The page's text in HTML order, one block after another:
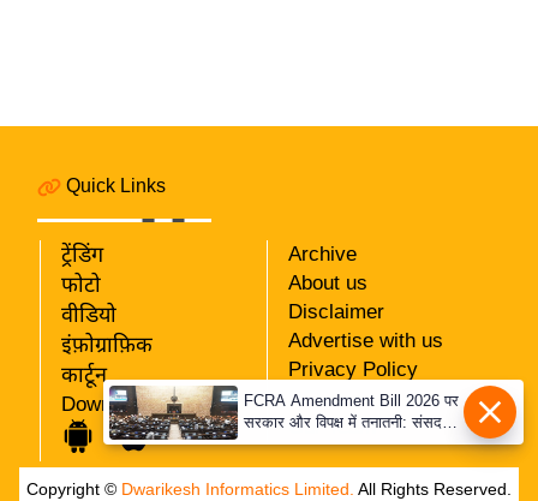
नो
ज
वु
Quick Links
ट्रेंडिंग
फोटो
वीडियो
इंफ़ोग्राफ़िक
कार्टून
Download App
Archive
About us
Disclaimer
Advertise with us
Privacy Policy
RSS
Our Team
Copyright © Dwarikesh Informatics Limited. All Rights Reserved.
FCRA Amendment Bill 2026 पर
सरकार और विपक्ष में तनातनी: संसद में
गतिरोध बरकरार, विपक्ष ने संशोधन को
बताया 'कठोर'